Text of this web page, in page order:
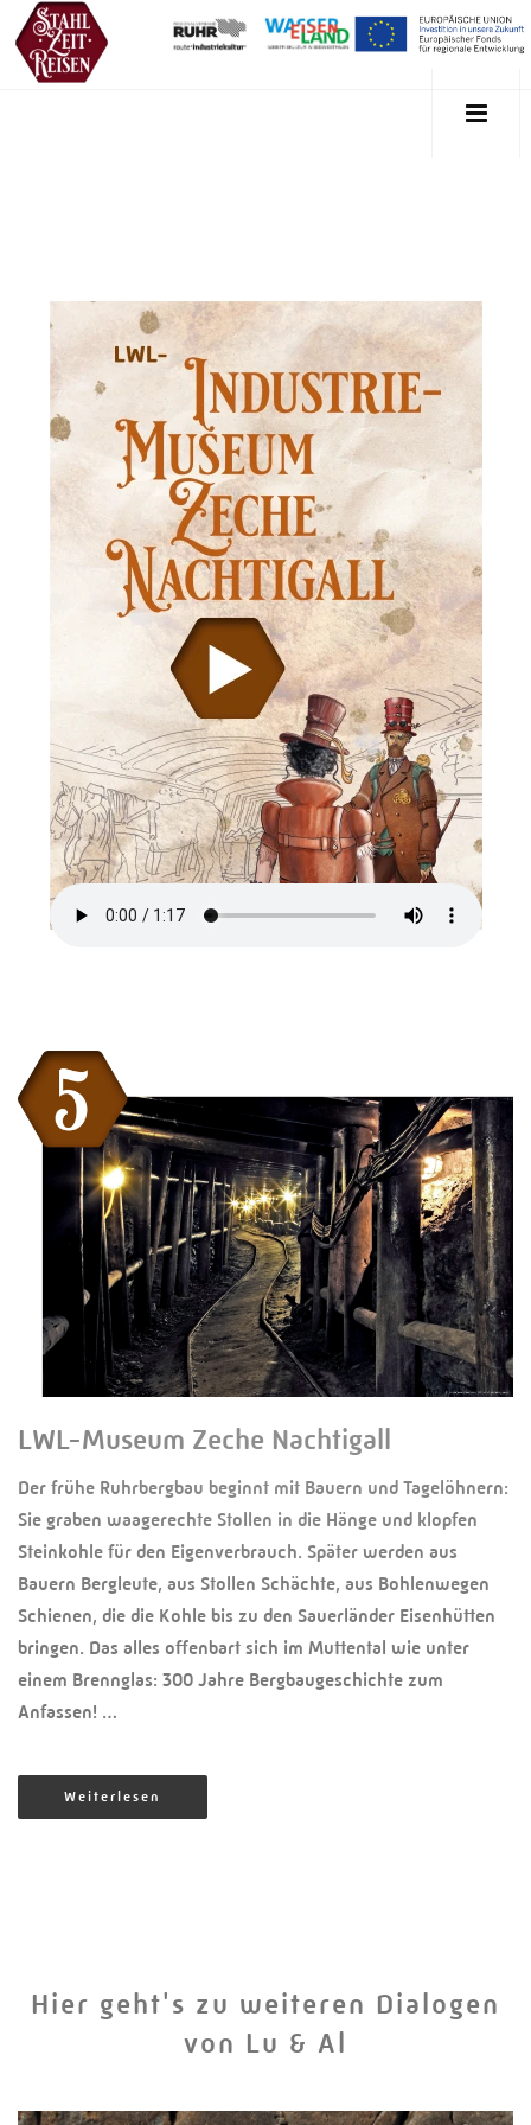
LWL-Museum Zeche Nachtigall
Der frühe Ruhrbergbau beginnt mit Bauern und Tagelöhnern:
Sie graben waagerechte Stollen in die Hänge und klopfen
Steinkohle für den Eigenverbrauch. Später werden aus
Bauern Bergleute, aus Stollen Schächte, aus Bohlenwegen
Schienen, die die Kohle bis zu den Sauerländer Eisenhütten
bringen. Das alles offenbart sich im Muttental wie unter
einem Brennglas: 300 Jahre Bergbaugeschichte zum
Anfassen! …
Weiterlesen
Hier geht's zu weiteren Dialogen
von Lu & Al